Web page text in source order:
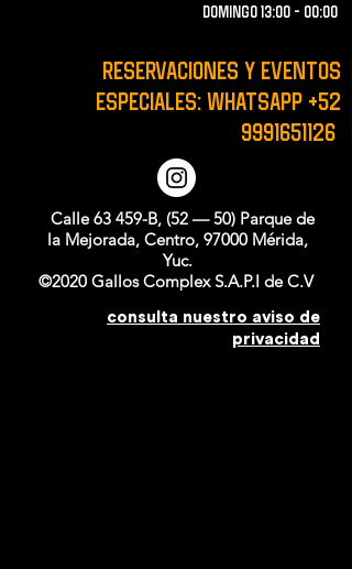
domingo 13:00 - 00:00
RESERVACIONES y EVENTOS
ESPECIALES: WHATSAPP +52
9991651126
Calle 63 459-B, (52 — 50) Parque de
la Mejorada, Centro, 97000 Mérida,
Yuc.
©2020 Gallos Complex S.A.P.I de C.V
consulta nuestro aviso de
privacidad